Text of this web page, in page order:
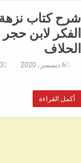
شرح كتاب
الفكر لابن
الحلاف
6 ديسمبر، 2020
أكمل القراءة